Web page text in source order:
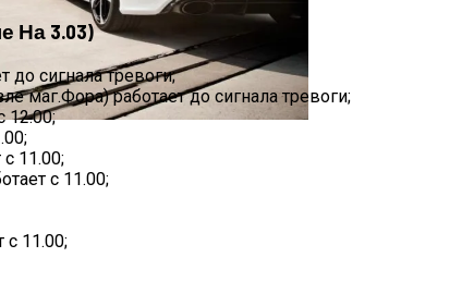
И Варфоломеем
Которые Чаще Всего Покупают Украинцы
На 3.03)
до сигнала тревоги;
маг.Фора) работает до сигнала тревоги;
12.00;
11.00;
с 11.00;
с 11.00;